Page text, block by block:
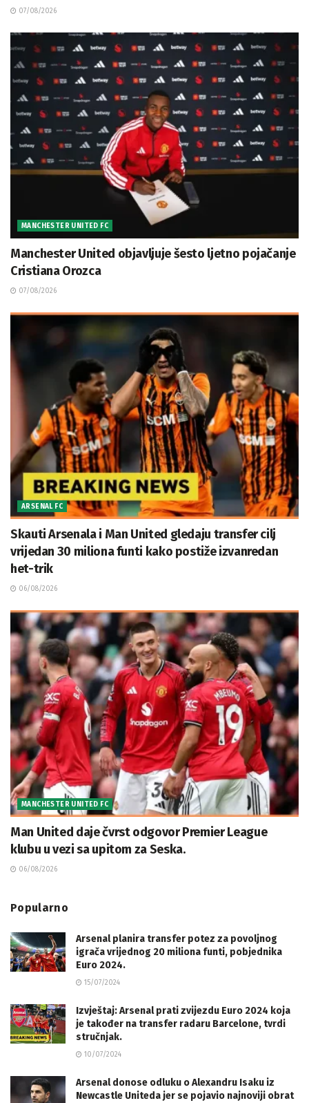
07/08/2026
MANCHESTER UNITED FC
Manchester United objavljuje šesto ljetno pojačanje
Cristiana Orozca
07/08/2026
ARSENAL FC
Skauti Arsenala i Man United gledaju transfer cilj
vrijedan 30 miliona funti kako postiže izvanredan
het-trik
06/08/2026
MANCHESTER UNITED FC
Man United daje čvrst odgovor Premier League
klubu u vezi sa upitom za Seska.
06/08/2026
Popularno
Arsenal planira transfer potez za povoljnog
igrača vrijednog 20 miliona funti, pobjednika
Euro 2024.
15/07/2024
Izvještaj: Arsenal prati zvijezdu Euro 2024 koja
je također na transfer radaru Barcelone, tvrdi
stručnjak.
10/07/2024
Arsenal donose odluku o Alexandru Isaku iz
Newcastle Uniteda jer se pojavio najnoviji obrat